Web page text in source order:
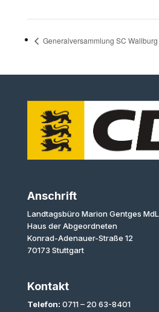
Generalversammlung SC Wallburg
Anschrift
Landtagsbüro Marion Gentges MdL
Haus der Abgeordneten
Konrad-Adenauer-Straße 12
70173 Stuttgart
Kontakt
Telefon: 0711 – 20 63-8401